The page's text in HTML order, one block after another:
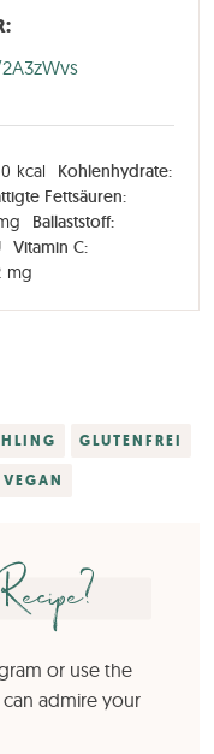
kcal
Kohlenhydrate:
Fettsäuren:
Ballaststoff:
Vitamin C:
mg
GLUTENFREI
VEGAN
or use the
admire your